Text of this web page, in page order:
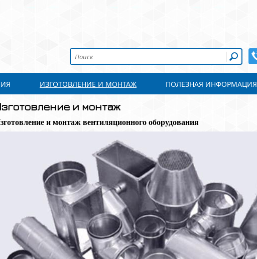
ИЗГОТОВЛЕНИЕ И МОНТАЖ ПОЛЕЗНАЯ ИНФОРМАЦИЯ
и монтаж
и монтаж вентиляционного оборудования